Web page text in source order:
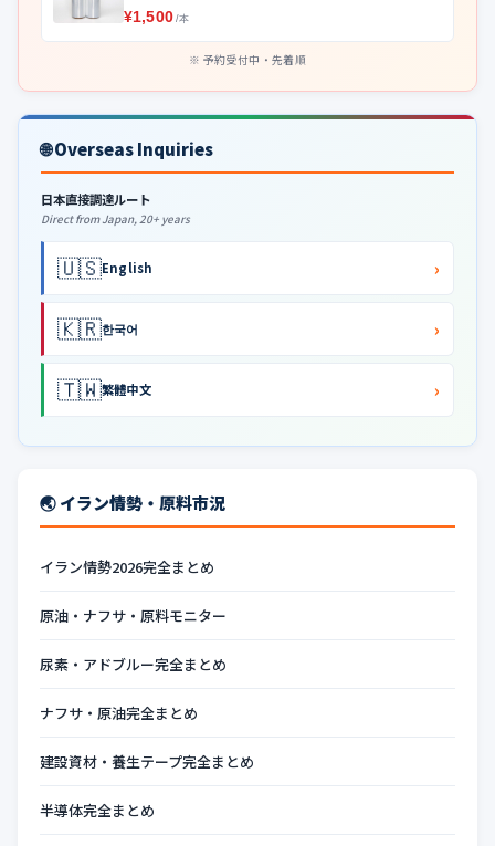
¥1,500 /本
予約受付中・先着順
🌐 Overseas Inquiries
日本直接調達ルート
Direct from Japan, 20+ years
🇺🇸English ›
🇰🇷한국어 ›
🇹🇼繁體中文 ›
🌏 イラン情勢・原料市況
イラン情勢2026完全まとめ
原油・ナフサ・原料モニター
尿素・アドブルー完全まとめ
ナフサ・原油完全まとめ
建設資材・養生テープ完全まとめ
半導体完全まとめ